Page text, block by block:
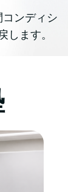
ンディシ
します。